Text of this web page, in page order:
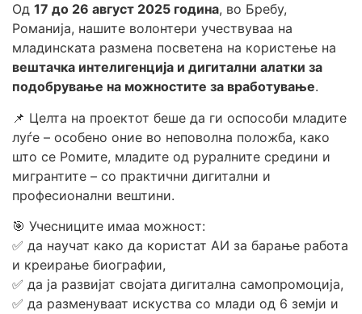
Од 17 до 26 август 2025 година, во Бребу,
Романија, нашите волонтери учествуваа на
младинската размена посветена на користење на
вештачка интелигенција и дигитални алатки за
подобрување на можностите за вработување.
📌 Целта на проектот беше да ги оспособи младите
луѓе – особено оние во неповолна положба, како
што се Ромите, младите од руралните средини и
мигрантите – со практични дигитални и
професионални вештини.
🎯 Учесниците имаа можност:
✅ да научат како да користат АИ за барање работа
и креирање биографии,
✅ да ја развијат својата дигитална самопромоција,
✅ да разменуваат искуства со млади од 6 земји и